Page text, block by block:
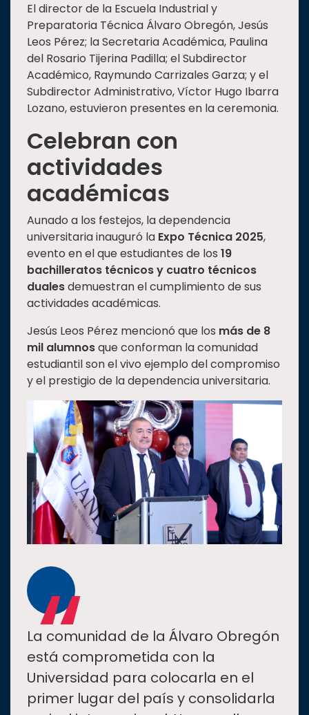
El director de la Escuela Industrial y
Preparatoria Técnica Álvaro Obregón, Jesús
Leos Pérez; la Secretaria Académica, Paulina
del Rosario Tijerina Padilla; el Subdirector
Académico, Raymundo Carrizales Garza; y el
Subdirector Administrativo, Víctor Hugo Ibarra
Lozano, estuvieron presentes en la ceremonia.
Celebran con
actividades
académicas
Aunado a los festejos, la dependencia
universitaria inauguró la Expo Técnica 2025,
evento en el que estudiantes de los 19
bachilleratos técnicos y cuatro técnicos
dualesdemuestran el cumplimiento de sus
actividades académicas.
Jesús Leos Pérez mencionó que los más de 8
mil alumnosque conforman la comunidad
estudiantil son el vivo ejemplo del compromiso
y el prestigio de la dependencia universitaria.
“
La comunidad de la Álvaro Obregón
está comprometida con la
Universidad para colocarla en el
primer lugar del país y consolidarla